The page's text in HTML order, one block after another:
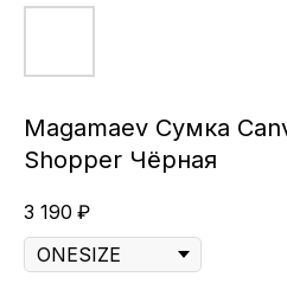
Magamaev Сумка
Shopper Чёрная
3 190 ₽